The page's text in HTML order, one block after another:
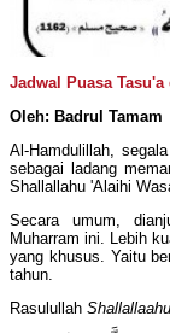
Jadwal Puasa
Oleh: Badrul Tamam
Al-Hamdulillah,
sebagai ladang
Shallallahu 'Alaihi
Secara umum,
Muharram ini. Lebih
yang khusus. Yaitu
tahun.
Rasulullah